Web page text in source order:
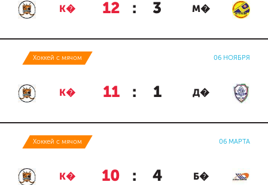
К� 12 : 3 М�
Хоккей с мячом 06 НОЯБРЯ
К� 11 : 1 Д�
Хоккей с мячом 06 МАРТА
К� 10 : 4 Б�